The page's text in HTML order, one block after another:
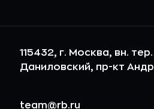
115432, г. Москва, вн.
Даниловский, пр-кт
team@rb.ru